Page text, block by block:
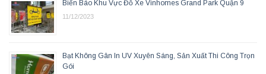
Biển Báo Khu Vực Đỗ Xe Vinhomes Grand Park Quận 9
11/12/2023
Bạt Không Gân In UV Xuyên Sáng, Sản Xuất Thi Công Trọn
Gói